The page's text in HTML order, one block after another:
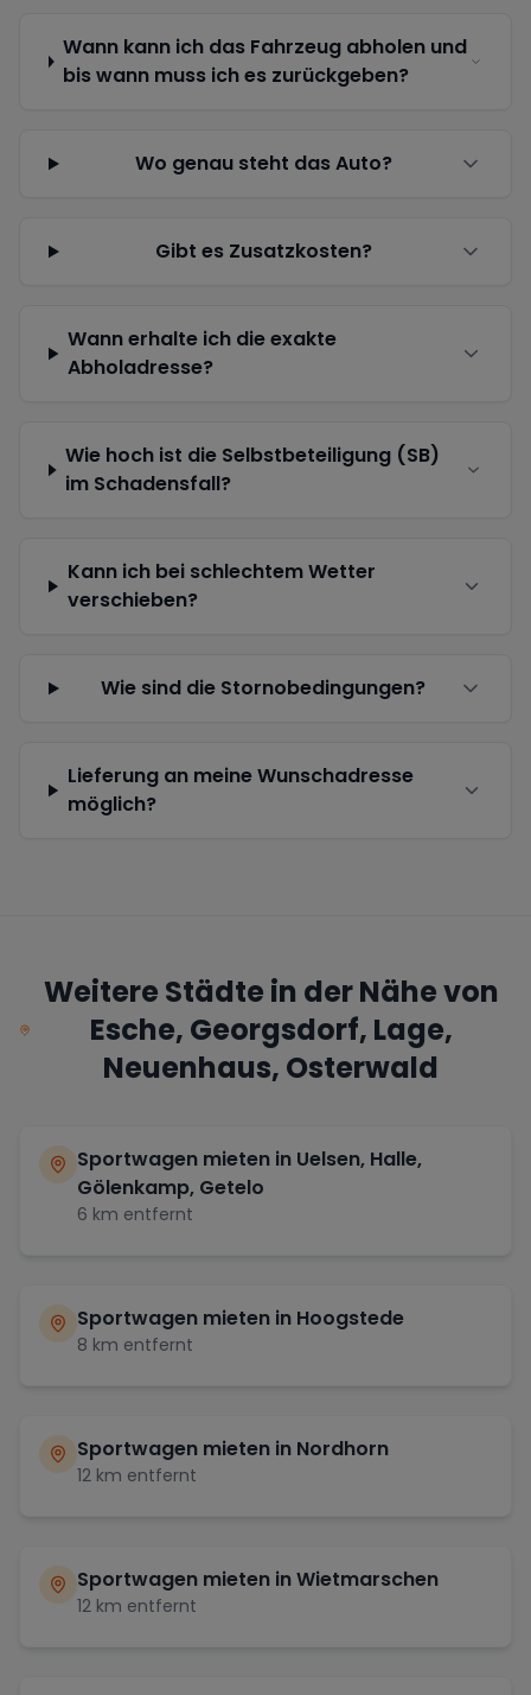
Wann kann ich das Fahrzeug abholen und
bis wann muss ich es zurückgeben?
Wo genau steht das Auto?
Gibt es Zusatzkosten?
Wann erhalte ich die exakte
Abholadresse?
Wie hoch ist die Selbstbeteiligung (SB)
im Schadensfall?
Kann ich bei schlechtem Wetter
verschieben?
Wie sind die Stornobedingungen?
Lieferung an meine Wunschadresse
möglich?
Weitere Städte in der Nähe von
Esche, Georgsdorf, Lage,
Neuenhaus, Osterwald
Sportwagen mieten in Uelsen, Halle,
Gölenkamp, Getelo
6 km entfernt
Sportwagen mieten in Hoogstede
8 km entfernt
Sportwagen mieten in Nordhorn
12 km entfernt
Sportwagen mieten inWietmarschen
12 km entfernt